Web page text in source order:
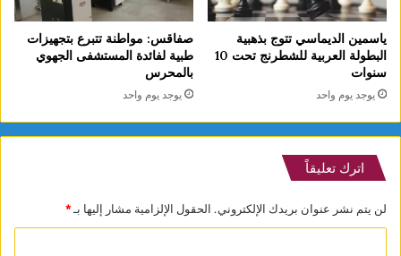
ياسمين الديماسي تتوج بذهبية
البطولة العربية للشطرنج تحت 10
سنوات
يوجد يوم واحد
صفاقس: مواطنة تتبرع بتجهيزات
طبية لفائدة المستشفى الجهوي
بالمحرس
يوجد يوم واحد
اترك تعليقاً
لن يتم نشر عنوان بريدك الإلكتروني. الحقول الإلزامية مشار إليها بـ*